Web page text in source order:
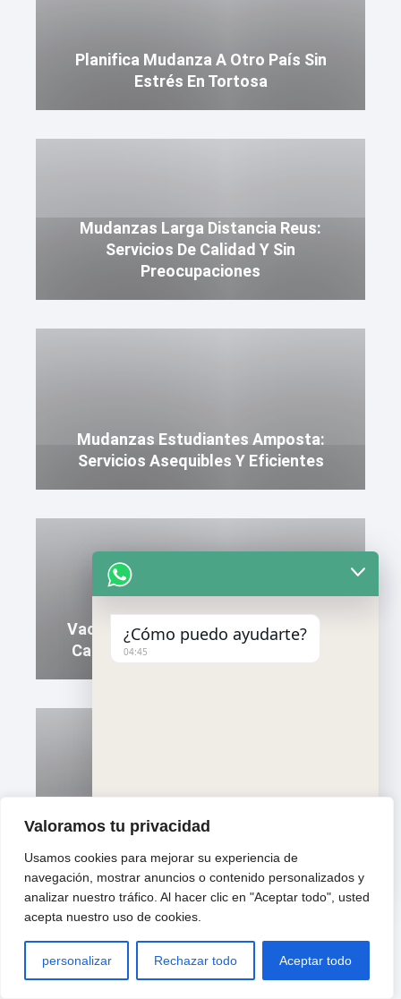
Valoramos tu privacidad
Usamos cookies para mejorar su experiencia de
navegación, mostrar anuncios o contenido personalizados y
analizar nuestro tráfico. Al hacer clic en "Aceptar todo", usted
acepta nuestro uso de cookies.
personalizar Rechazar todo Aceptar todo
Planifica Mudanza A Otro País Sin
Estrés En Tortosa
Mudanzas Larga Distancia Reus:
Servicios De Calidad Y Sin
Preocupaciones
Mudanzas Estudiantes Amposta:
Servicios Asequibles Y Eficientes
Vaciar Locales Comerciales En Sant
Carles De La Ràpita Con Mudanzas
Mudanzas residenciales en Tortosa:
Servicios de calidad sin estrés
Hide
¿Cómo puedo ayudarte?
04:45
"
+
c
h
a
y
WhatsApp Message
n
d
f
i
n